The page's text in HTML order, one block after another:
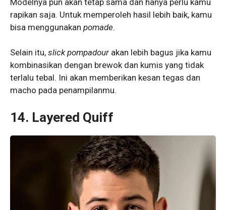
rapikan saja. Untuk memperoleh hasil lebih baik, kamu
bisa menggunakan pomade.
Selain itu, slick pompadour akan lebih bagus jika kamu
kombinasikan dengan brewok dan kumis yang tidak
terlalu tebal. Ini akan memberikan kesan tegas dan
macho pada penampilanmu.
14. Layered Quiff